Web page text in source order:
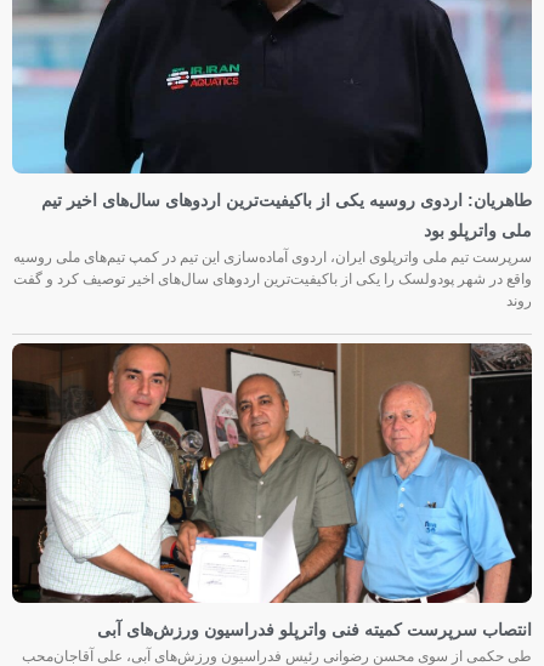
طاهریان: اردوی روسیه یکی از باکیفیت‌ترین اردوهای سال‌های اخیر تیم
ملی واترپلو بود
سرپرست تیم ملی واترپلوی ایران، اردوی آماده‌سازی این تیم در کمپ تیم‌های ملی روسیه
واقع در شهر پودولسک را یکی از باکیفیت‌ترین اردوهای سال‌های اخیر توصیف کرد و گفت
روند
انتصاب سرپرست کمیته فنی واترپلو فدراسیون ورزش‌های آبی
طی حکمی از سوی محسن رضوانی رئیس فدراسیون ورزش‌های آبی، علی آقاجان‌محب